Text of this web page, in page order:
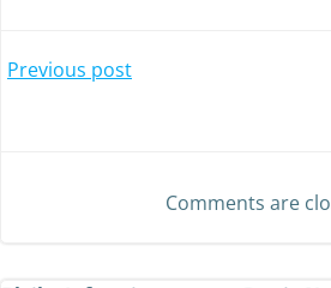
Previous post
Comments are